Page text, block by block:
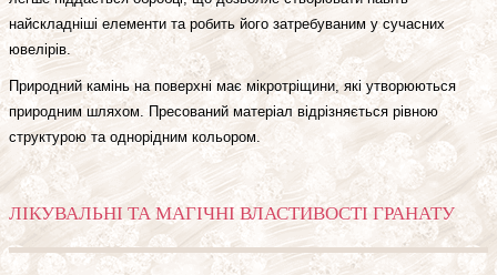
найскладніші елементи та робить його затребуваним у сучасних
ювелірів.
Природний камінь на поверхні має мікротріщини, які утворюються
природним шляхом. Пресований матеріал відрізняється рівною
структурою та однорідним кольором.
ЛІКУВАЛЬНІ ТА МАГІЧНІ ВЛАСТИВОСТІ ГРАНАТУ